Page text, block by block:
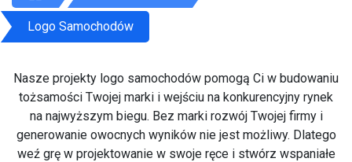
Logo Samochodów
Nasze projekty logo samochodów pomogą Ci w budowaniu
tożsamości Twojej marki i wejściu na konkurencyjny rynek
na najwyższym biegu. Bez marki rozwój Twojej firmy i
generowanie owocnych wyników nie jest możliwy. Dlatego
weź grę w projektowanie w swoje ręce i stwórz wspaniałe